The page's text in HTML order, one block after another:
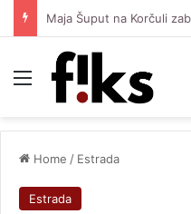
Menu
Home / Estrada
Estrada